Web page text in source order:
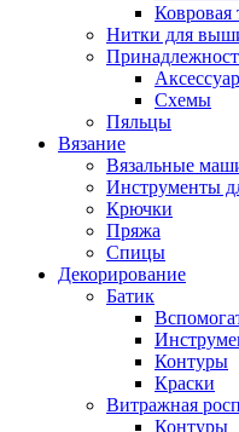
Ковровая
Нитки для
Схемы
Пяльцы
Вязание
Вязальные
Инструменты
Крючки
Пряжа
Спицы
Декорирование
Батик
Контуры
Краски
Витражная
Контуры